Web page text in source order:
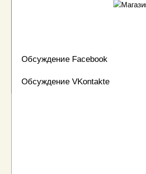
Обсуждение Facebook
Обсуждение VKontakte